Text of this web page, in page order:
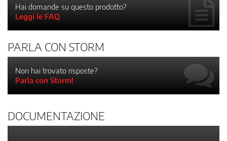
Hai domande su questo prodotto?
Leggi le FAQ
PARLA CON STORM
Non hai trovato risposte?
Parla con Storm!
DOCUMENTAZIONE